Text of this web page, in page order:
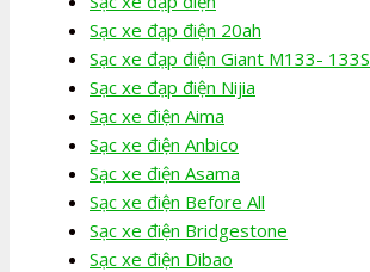
Sạc xe đạp điện 20ah
Sạc xe đạp điện Giant M133- 133S
Sạc xe đạp điện Nijia
Sạc xe điện Aima
Sạc xe điện Anbico
Sạc xe điện Asama
Sạc xe điện Before All
Sạc xe điện Bridgestone
Sạc xe điện Dibao